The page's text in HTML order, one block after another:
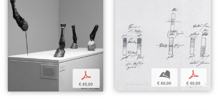
p
€ 45,00
b
€ 40,00
p
€ 40,00